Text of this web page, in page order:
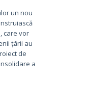
un nou
care vor
țării au
de
a